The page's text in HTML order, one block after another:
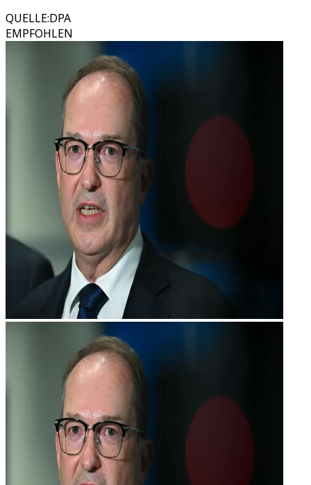
QUELLE:DPA
EMPFOHLEN